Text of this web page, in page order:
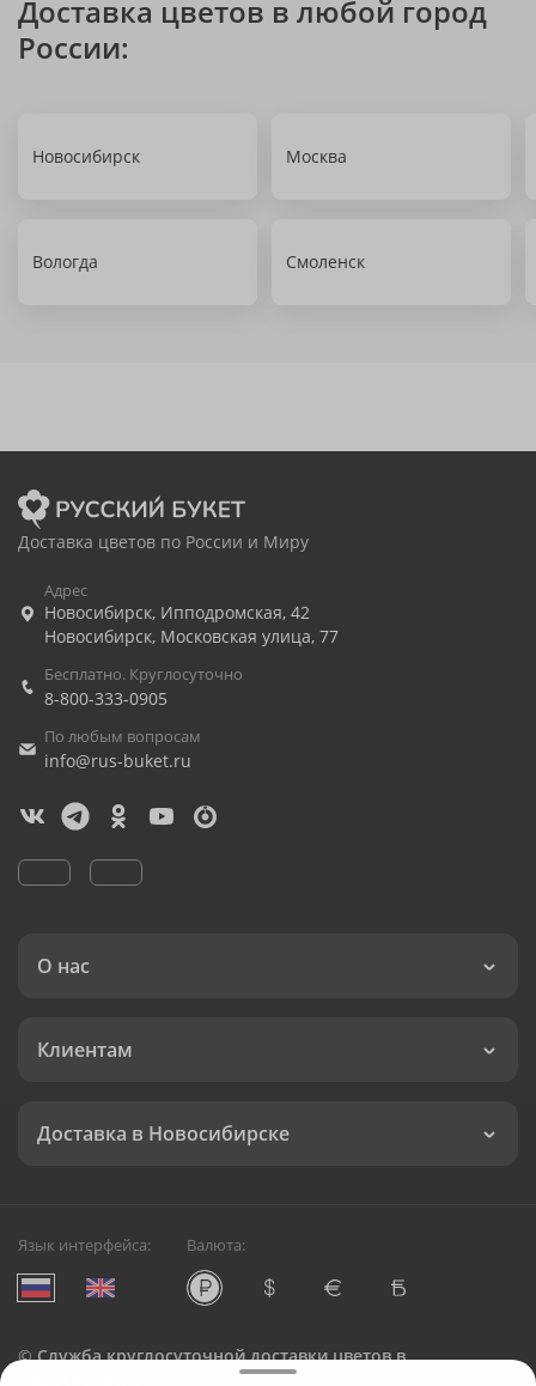
Доставка цветов в любой город
России:
Новосибирск Москва
Вологда Смоленск
Доставка цветов по России и Миру
Адрес
Новосибирск, Ипподромская, 42
Новосибирск, Московская улица, 77
Бесплатно. Круглосуточно
8-800-333-0905
По любым вопросам
info@rus-buket.ru
О нас
Клиентам
Доставка в Новосибирске
Язык интерфейса: Валюта:
©Служба круглосуточной доставки цветов в